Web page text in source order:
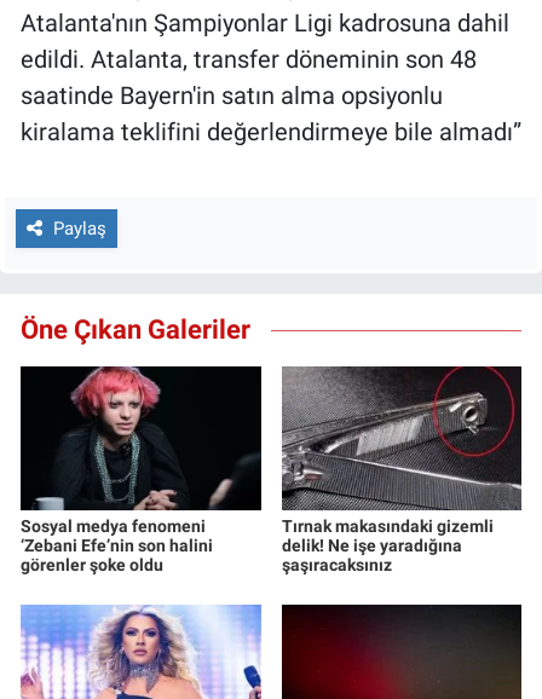
Atalanta'nın Şampiyonlar Ligi kadrosuna dahil
edildi. Atalanta, transfer döneminin son 48
saatinde Bayern'in satın alma opsiyonlu
kiralama teklifini değerlendirmeye bile almadı”
Paylaş
Öne Çıkan Galeriler
Sosyal medya fenomeni
‘Zebani Efe’nin son halini
görenler şoke oldu
Tırnak makasındaki gizemli
delik! Ne işe yaradığına
şaşıracaksınız